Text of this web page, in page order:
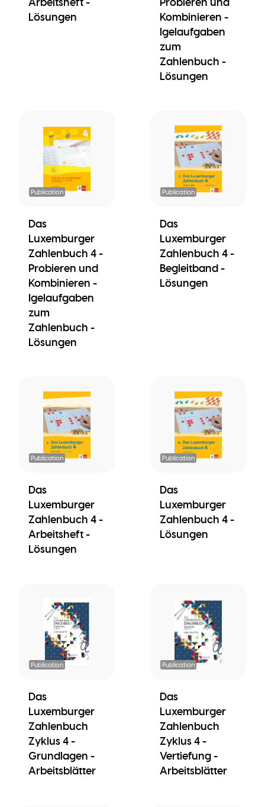
Lösungen
Kombinieren -
Igelaufgaben
zum
Zahlenbuch -
Lösungen
Publication
Das
Luxemburger
Zahlenbuch 4 -
Probieren und
Kombinieren -
Igelaufgaben
zum
Zahlenbuch -
Lösungen
Publication
Das
Luxemburger
Zahlenbuch 4 -
Begleitband -
Lösungen
Publication
Das
Luxemburger
Zahlenbuch 4 -
Arbeitsheft -
Lösungen
Publication
Das
Luxemburger
Zahlenbuch 4 -
Lösungen
Publication
Das
Luxemburger
Zahlenbuch
Zyklus 4 -
Grundlagen -
Arbeitsblätter
Publication
Das
Luxemburger
Zahlenbuch
Zyklus 4 -
Vertiefung -
Arbeitsblätter